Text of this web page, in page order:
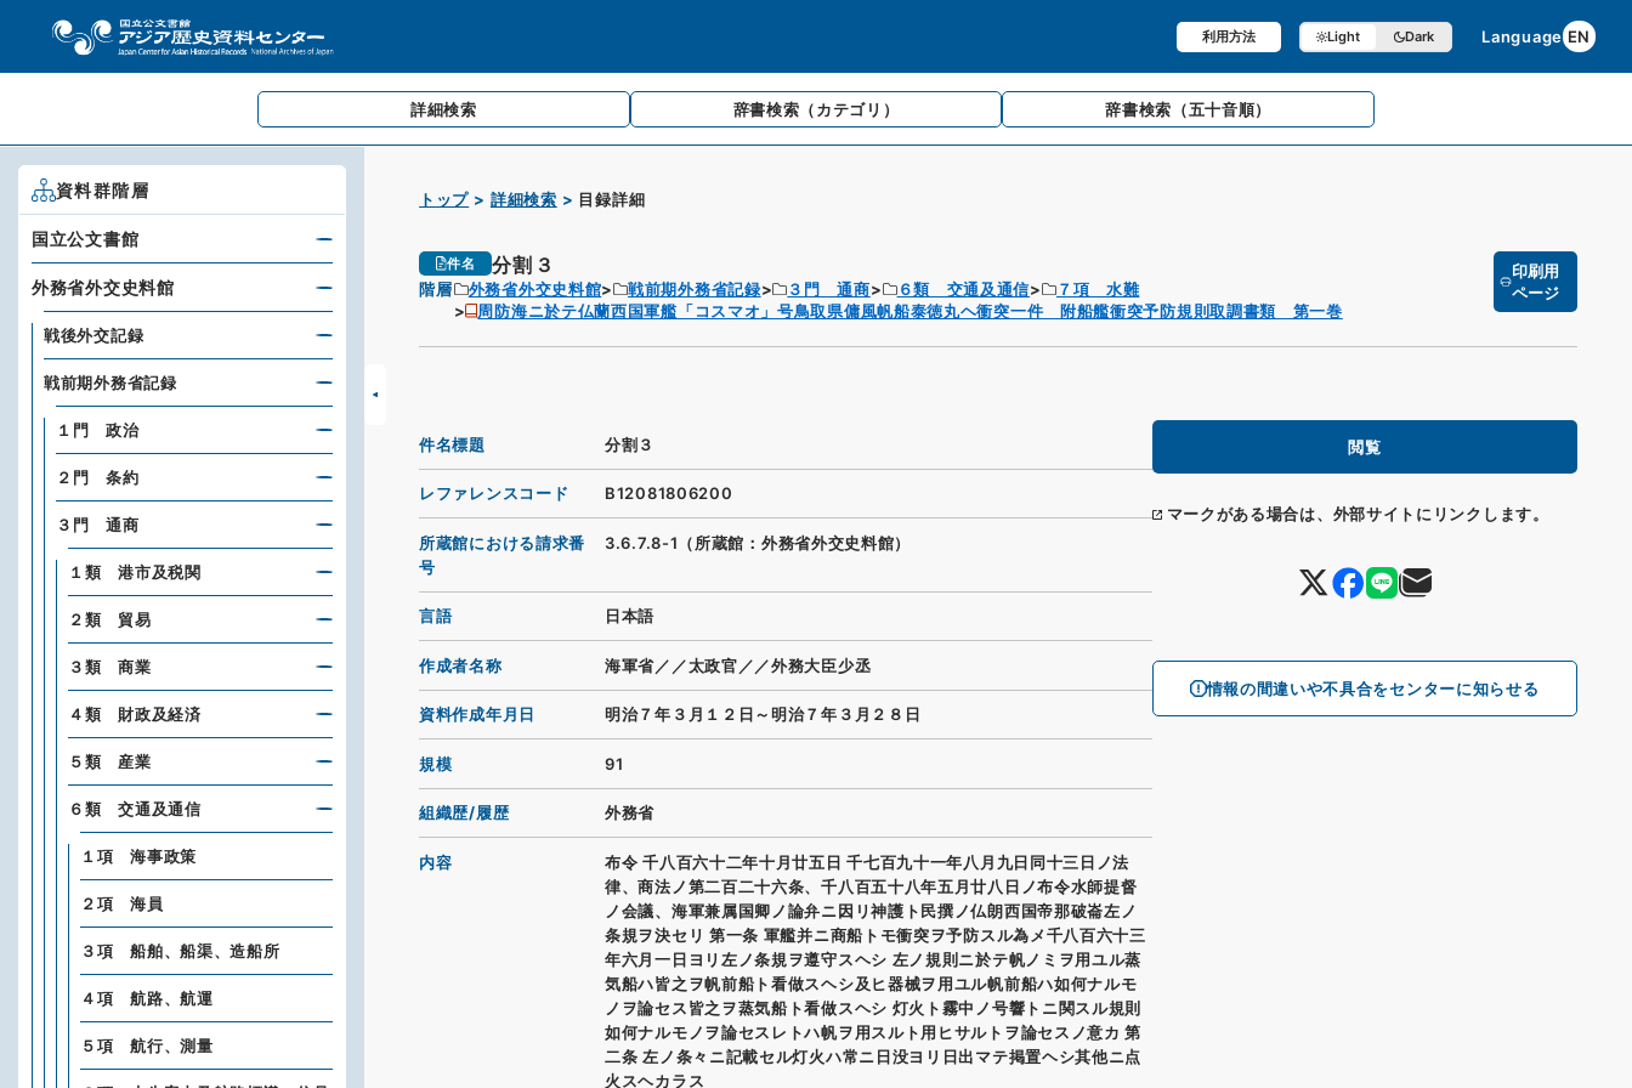
利用方法 Light Dark Language EN
詳細検索 辞書検索 （カテゴリ） 辞書検索 （五十音順）
トップ 詳細検索 目録詳細
件名 分割３
階層 外務省外交史料館 戦前期外務省記録 ３門 通商 ６類 交通及通信
７項 水難
周防海ニ於テ仏蘭西国軍艦「コスマオ」号鳥取県傭風帆船泰徳丸ヘ衝突一件 附船艦衝突予防規則取調書類 第一巻
印刷用
ページ
閲覧
マークがある場合は、外部サイトにリンクします。
情報の間違いや不具合をセンターに知らせる
件名標題 分割３
レファレンスコード B12081806200
所蔵館における請求番
号
3.6.7.8-1（所蔵館：外務省外交史料館）
言語 日本語
作成者名称 海軍省／／太政官／／外務大臣少丞
資料作成年月日 明治７年３月１２日～明治７年３月２８日
規模 91
組織歴/履歴 外務省
内容
布令 千八百六十二年十月廿五日 千七百九十一年八月九日同十三日ノ法
律、商法ノ第二百二十六条、千八百五十八年五月廿八日ノ布令水師提督
ノ会議、海軍兼属国卿ノ論弁ニ因リ神護ト民撰ノ仏朗西国帝那破崙左ノ
条規ヲ決セリ 第一条 軍艦并ニ商船トモ衝突ヲ予防スル為メ千八百六十三
年六月一日ヨリ左ノ条規ヲ遵守スヘシ 左ノ規則ニ於テ帆ノミヲ用ユル蒸
気船ハ皆之ヲ帆前船ト看做スヘシ及ヒ器械ヲ用ユル帆前船ハ如何ナルモ
ノヲ論セス皆之ヲ蒸気船ト看做スヘシ 灯火ト霧中ノ号響トニ関スル規則
如何ナルモノヲ論セスレトハ帆ヲ用スルト用ヒサルトヲ論セスノ意カ 第
二条 左ノ条々ニ記載セル灯火ハ常ニ日没ヨリ日出マテ掲置ヘシ其他ニ点
火スヘカラス
資料群階層
国立公文書館
外務省外交史料館
戦後外交記録
戦前期外務省記録
１門 政治
２門 条約
３門 通商
１類 港市及税関
２類 貿易
３類 商業
４類 財政及経済
５類 産業
６類 交通及通信
１項 海事政策
２項 海員
３項 船舶、船渠、造船所
４項 航路、航運
５項 航行、測量